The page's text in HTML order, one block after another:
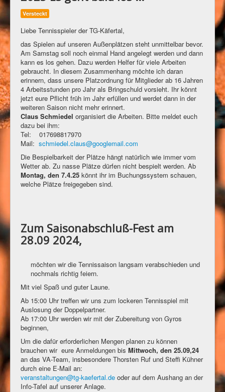
Versteckt
Liebe Tennisspieler der TG-Käfertal,
das Spielen auf unseren Außenplätzen steht unmittelbar bevor.
Am Samstag soll noch einmal Hand angelegt werden und dann
kann es los gehen. Dazu werden Helfer für viele Arbeiten
gebraucht. In diesem Zusammenhang möchte ich daran
erinnern, dass unsere Platzordnung für Mitglieder ab 16 Jahren
4 Arbeitsstunden pro Jahr als Bringschuld vorsieht. Ihr könnt
jetzt eure Pflicht früh im Jahr erfüllen und werdet dann in der
weiteren Saison nicht mehr erinnert.
Claus Schmiedel organisiert die Arbeiten. Bitte meldet euch
dazu bei ihm:
Tel: 017698817970
Mail: schmiedel.claus@googlemail.com
Die Bespielbarkeit der Plätze hängt natürlich wie immer vom
Wetter ab. Zu nasse Plätze dürfen nicht bespielt werden. Ab
Montag, den 7.4.25 könnt ihr im Buchungssystem schauen,
welche Plätze freigegeben sind.
Zum Saisonabschluß-Fest am
28.09 2024,
möchten wir die Tennissaison langsam verabschieden und
nochmals richtig feiern.
Mit viel Spaß und guter Laune.
Ab 15:00 Uhr treffen wir uns zum lockeren Tennisspiel mit
Auslosung der Doppelpartner.
Ab 17:00 Uhr werden wir mit der Zubereitung von Gyros
beginnen,
Um die dafür erforderlichen Mengen planen zu können
brauchen wir eure Anmeldungen bis Mittwoch, den 25.09,24
an das VA-Team, insbesondere Thorsten Ruf und Steffi Kühner
durch eine E-Mail an:
veranstaltungen@tg-kaefertal.de oder auf dem Aushang an der
Info-Tafel auf unserer Anlage.